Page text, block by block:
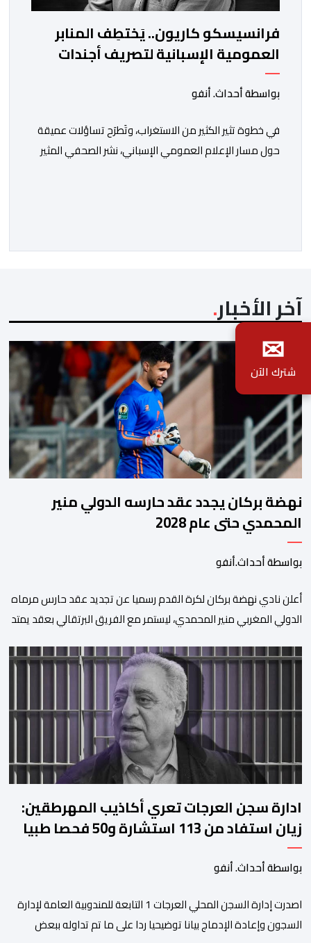
فرانسيسكو كاريون.. يَختطِف المنابر
العمومية الإسبانية لتصريف أجندات
معادية للمغرب
بواسطة أحداث. أنفو
في خطوة تثير الكثير من الاستغراب، وتَطرَح تساؤلات عميقة
حول مسار الإعلام العمومي الإسباني، نشر الصحفي المثير
الاجتماعية”، يُمثِّل خروجاً غير مألوف عن الخط التحريري
آخر الأخبار
نهضة بركان يجدد عقد حارسه الدولي منير
المحمدي حتى عام 2028
بواسطة أحداث.أنفو
​أعلن نادي نهضة بركان لكرة القدم رسميا عن تجديد عقد حارس مرماه
الدولي المغربي منير المحمدي، ليستمر مع الفريق البرتقالي بعقد يمتد
على منصات التواصل الاجتماعي، مصحوبا بعبارة “الرحلة مستمرة”، في
إشارة إلى رغبة الإدارة في الحفاظ على ركائز الفريق والتعزيز من
ادارة سجن العرجات تعري أكاذيب المهرطقين:
زيان استفاد من 113 استشارة و50 فحصا طبيا
بواسطة أحداث. أنفو
اصدرت إدارة السجن المحلي العرجات 1 التابعة للمندوبية العامة لإدارة
السجون وإعادة الإدماج بيانا توضيحيا ردا على ما تم تداوله ببعض
✉
شترك الآن